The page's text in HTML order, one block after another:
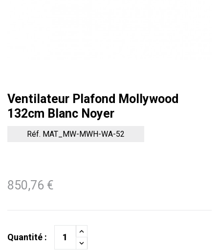
Ventilateur Plafond Mollywood
132cm Blanc Noyer
Réf. MAT_MW-MWH-WA-52
850,76 €
Quantité :